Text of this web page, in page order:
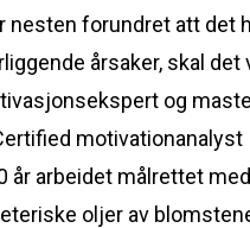
forundret att det
årsaker, skal
og
år arbeidet målrettet
oljer av